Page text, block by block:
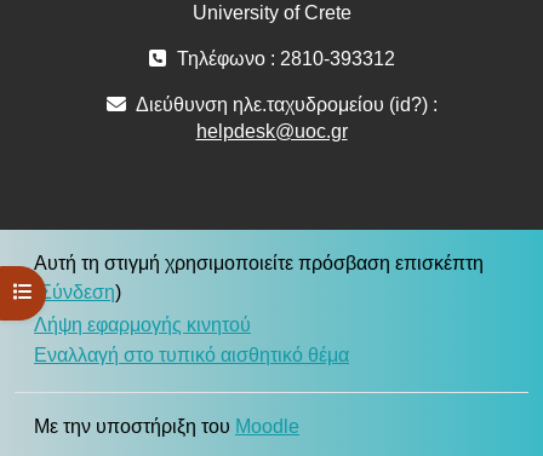
Άνοιγμα ευρετηρίου μαθήματος
University of Crete
Τηλέφωνο : 2810-393312
Διεύθυνση ηλε.ταχυδρομείου (id?) :
helpdesk@uoc.gr
Αυτή τη στιγμή χρησιμοποιείτε πρόσβαση επισκέπτη
Σύνδεση)
Λήψη εφαρμογής κινητού
Εναλλαγή στο τυπικό αισθητικό θέμα
Με την υποστήριξη του Moodle